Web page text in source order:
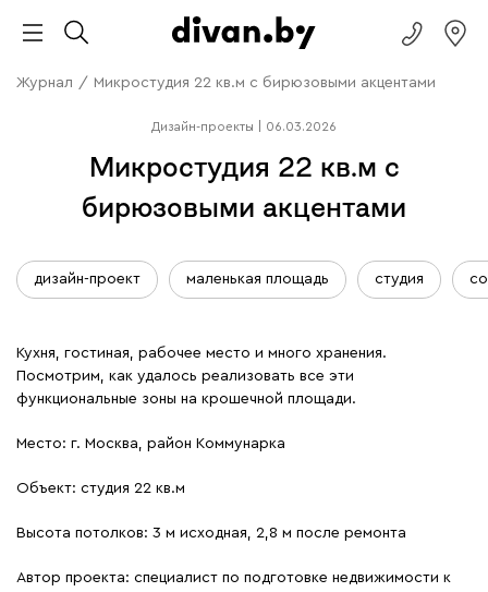
Журнал / Микростудия 22 кв.м с бирюзовыми акцентами
Дизайн-проекты 06.03.2026
Микростудия 22 кв.м с
бирюзовыми акцентами
дизайн-проект маленькая площадь студия
Кухня, гостиная, рабочее место и много хранения.
Посмотрим, как удалось реализовать все эти
функциональные зоны на крошечной площади.
Место: г. Москва, район Коммунарка
Объект: студия 22 кв.м
Высота потолков: 3 м исходная, 2,8 м после ремонта
Автор проекта: специалист по подготовке недвижимости к